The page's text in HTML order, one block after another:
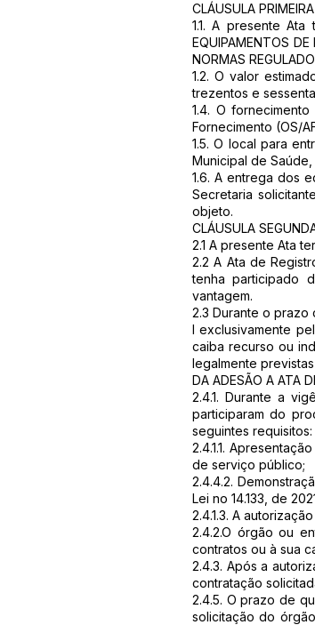
CLÁUSULA
1.1. A presente Ata
EQUIPAMENTOS DE
NORMAS
1.2. O valor
trezentos e
1.4. O
Fornecimento (OS/
1.5. O local para
Municipal de
1.6. A entrega dos
Secretaria
objeto.
CLÁUSULA
2.1 A presente Ata
2.2 A Ata de
tenha participado
vantagem.
2.3 Durante o
I exclusivamente
caiba recurso ou
legalmente
DA ADESÃO A ATA
2.4.1. Durante a
participaram do
seguintes requisitos:
2.4.1.1.
de serviço público;
2.4.4.2.
Lei no 14.133, de
2.4.1.3. A
2.4.2.O órgão ou
contratos ou à sua
2.4.3. Após a
contratação
2.4.5. O prazo de
solicitação do